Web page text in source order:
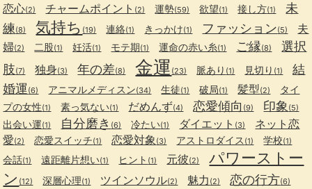
恋心(2) チャームポイント (2) 運勢(59) 欲望(1) 接し方(1)
未
練(8) 気持ち (19) 連絡(1) きっかけ(1) ファッション(5)
夫
婦(2) 二股(1) 妊活(1) モテ期(1) 運命の赤い糸(1) ご縁(8)
選択
肢(7) 独身(3) 年の差(8) 金運 (23) 脈あり (1) 見切り (1)
結
婚運(6) アニマルメディスン(34) 生徒(1) 破局(1) 髪型(2)
タイ
プの女性(1) 素っ気ない(1) だめんず(4) 恋愛傾向 (9) 印象 (5)
出会い運(1) 自分磨き (6) 冷たい(1) ダイエット (3)
ネット恋
愛(2) 恋愛スイッチ(1) 恋愛対象(3) アストロダイス (1) 学校(1)
会話(1) 遠距離片想い(1) ヒント (1) 元彼(2)
パワーストー
ン (12) 深層心理(1) ツインソウル(2) 魅力 (2) 恋の行方(6)